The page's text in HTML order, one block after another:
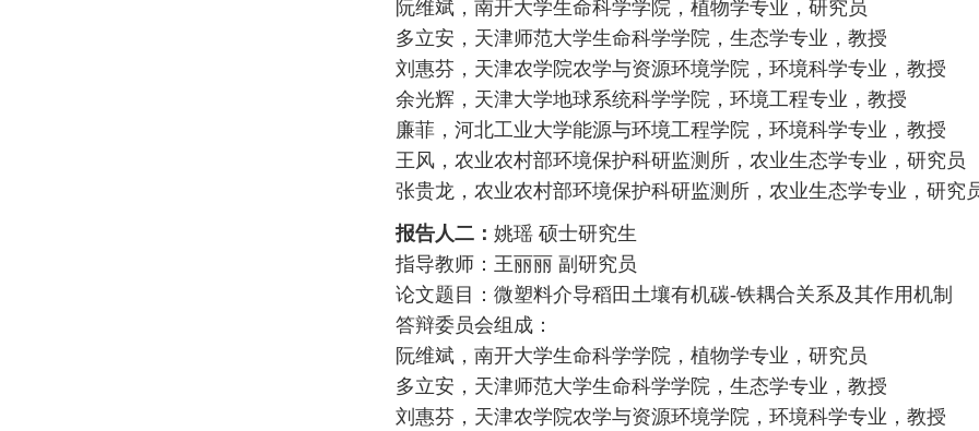
阮维斌，南开大学生命科学学院，植物学专业，研究员
多立安，天津师范大学生命科学学院，生态学专业，教授
刘惠芬，天津农学院农学与资源环境学院，环境科学专业，教授
余光辉，天津大学地球系统科学学院，环境工程专业，教授
廉菲，河北工业大学能源与环境工程学院，环境科学专业，教授
王风，农业农村部环境保护科研监测所，农业生态学专业，研究员
张贵龙，农业农村部环境保护科研监测所，农业生态学专业，研究
报告人二： 姚瑶 硕士研究生
指导教师：王丽丽 副研究员
论文题目：微塑料介导稻田土壤有机碳-铁耦合关系及其作用机制
答辩委员会组成：
阮维斌，南开大学生命科学学院，植物学专业，研究员
多立安，天津师范大学生命科学学院，生态学专业，教授
刘惠芬，天津农学院农学与资源环境学院，环境科学专业，教授